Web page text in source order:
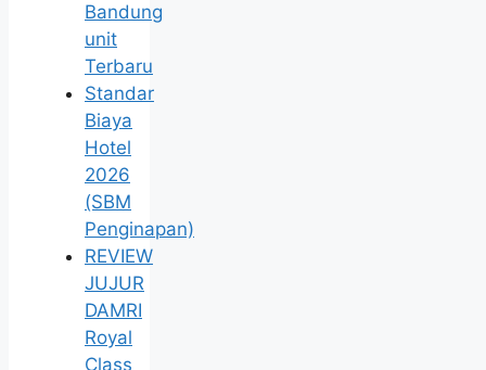
Bandung
unit
Terbaru
Standar
Biaya
Hotel
2026
(SBM
Penginapan)
REVIEW
JUJUR
DAMRI
Royal
Class